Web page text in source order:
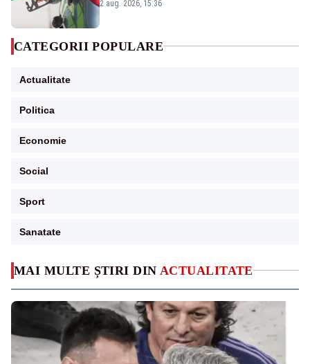
MAI MULTE ȘTIRI DIN ACTUALITATE
2 aug. 2026, 15:36
CATEGORII POPULARE
Actualitate
Politica
Economie
Social
Sport
Sanatate